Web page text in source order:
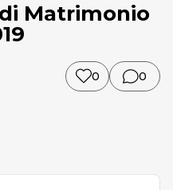
Matrimonio
0 0